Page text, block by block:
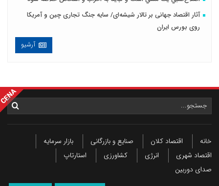
آثار اقتصاد جهانی بر تالار شیشه‌ای/ سایه جنگ تجاری چین و آمریکا
روی بورس ایران
آرشیو
خانه اقتصاد کلان صنایع و بازرگانی
بازار سرمایه
اقتصاد شهری
انرژی کشاورزی
استارتاپ
صدای دوربین